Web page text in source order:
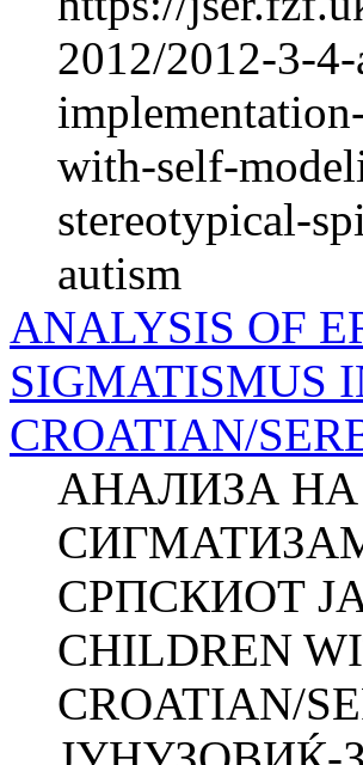
2012/2012-3-
with-self-
stereotypical-
autism
ANALYSIS OF
SIGMATISMUS
CROATIAN/
АНАЛИЗА
СРПСКИОТ
CHILDREN
CROATIAN/